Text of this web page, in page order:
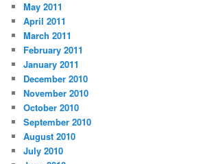
May 2011
April 2011
March 2011
February 2011
January 2011
December 2010
November 2010
October 2010
September 2010
August 2010
July 2010